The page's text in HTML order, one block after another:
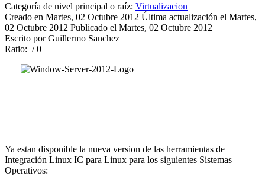
Categoría de nivel principal o raíz: Virtualizacion
Creado en Martes, 02 Octubre 2012 Última actualización el Martes,
02 Octubre 2012 Publicado el Martes, 02 Octubre 2012
Escrito por Guillermo Sanchez
Ratio: / 0
Ya estan disponible la nueva version de las herramientas de
Integración Linux IC para Linux para los siguientes Sistemas
Operativos: